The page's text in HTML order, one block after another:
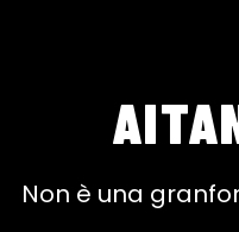
Non è una